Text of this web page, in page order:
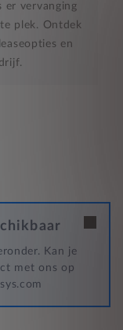
er vervanging
plek. Ontdek
en
Kan je
met ons op